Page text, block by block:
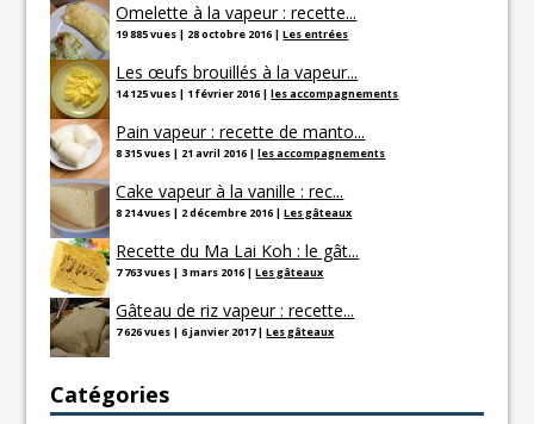
Omelette à la vapeur : recette...
19 885 vues | 28 octobre 2016 |Les entrées
Les œufs brouillés à la vapeur...
14 125 vues | 1 février 2016 |les accompagnements
Pain vapeur : recette de manto...
8 315 vues | 21 avril 2016 |les accompagnements
Cake vapeur à la vanille : rec...
8 214 vues | 2 décembre 2016 |Les gâteaux
Recette du Ma Lai Koh : le gât...
7 763 vues |3 mars 2016 |Les gâteaux
Gâteau de riz vapeur : recette...
7 626 vues |6 janvier 2017|Les gâteaux
Catégories